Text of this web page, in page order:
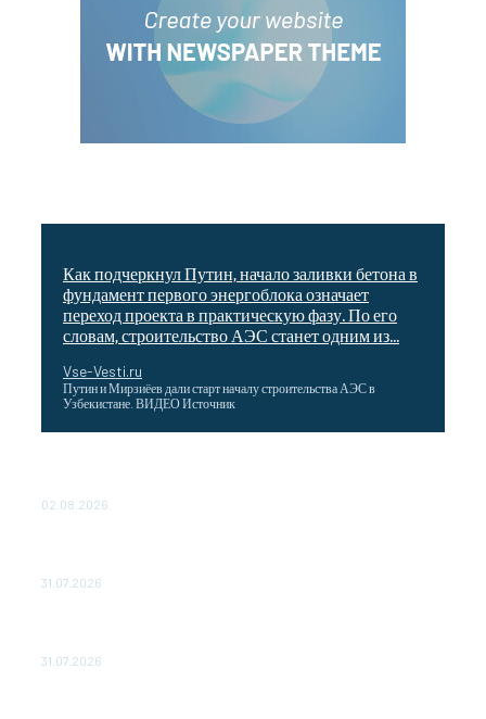
Как подчеркнул Путин, начало заливки бетона в
фундамент первого энергоблока означает
переход проекта в практическую фазу. По его
словам, строительство АЭС станет одним из...
Vse-Vesti.ru
Путин и Мирзиёев дали старт началу строительства АЭС в
Узбекистане. ВИДЕО Источник
02.08.2026
31.07.2026
31.07.2026